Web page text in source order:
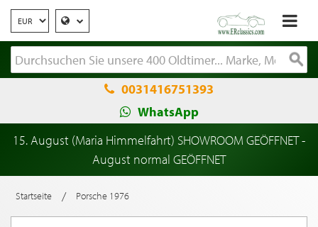
0031416751393
WhatsApp
15. August (Maria Himmelfahrt) SHOWROOM GEÖFFNET -
August normal GEÖFFNET
Startseite / Porsche 1976